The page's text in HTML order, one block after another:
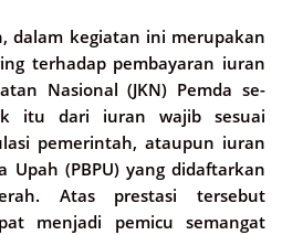
dalam kegiatan ini merupakan
terhadap pembayaran iuran
Nasional (JKN) Pemda se-
itu dari iuran wajib sesuai
pemerintah, ataupun iuran
Upah (PBPU) yang didaftarkan
Atas prestasi tersebut
menjadi pemicu semangat